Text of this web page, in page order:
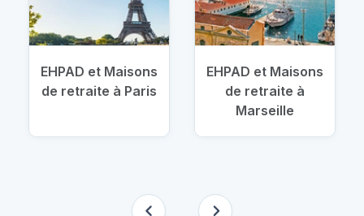
EHPAD et Maisons
de retraite à Paris
EHPAD et Maisons
de retraite à
Marseille